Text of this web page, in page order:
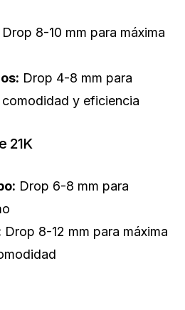
Drop 8-10 mm para máxima
Drop 4-8 mm para
y eficiencia
21K
Drop 6-8 mm para
Drop 8-12 mm para máxima